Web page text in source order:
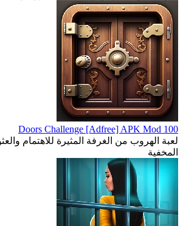
100 Doors Challenge [Adfree] APK Mod
لعبة الهروب من الغرفة المثيرة للاهتمام
المخفية